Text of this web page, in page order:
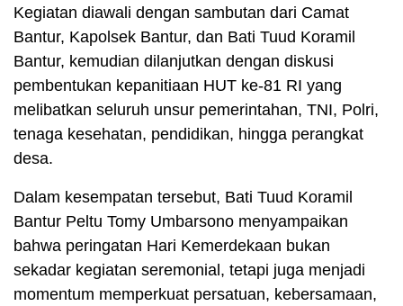
Kegiatan diawali dengan sambutan dari Camat
Bantur, Kapolsek Bantur, dan Bati Tuud Koramil
Bantur, kemudian dilanjutkan dengan diskusi
pembentukan kepanitiaan HUT ke-81 RI yang
melibatkan seluruh unsur pemerintahan, TNI, Polri,
tenaga kesehatan, pendidikan, hingga perangkat
desa.
Dalam kesempatan tersebut, Bati Tuud Koramil
Bantur Peltu Tomy Umbarsono menyampaikan
bahwa peringatan Hari Kemerdekaan bukan
sekadar kegiatan seremonial, tetapi juga menjadi
momentum memperkuat persatuan, kebersamaan,